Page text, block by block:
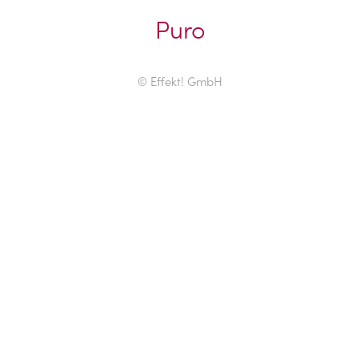
Puro
© Effekt! GmbH